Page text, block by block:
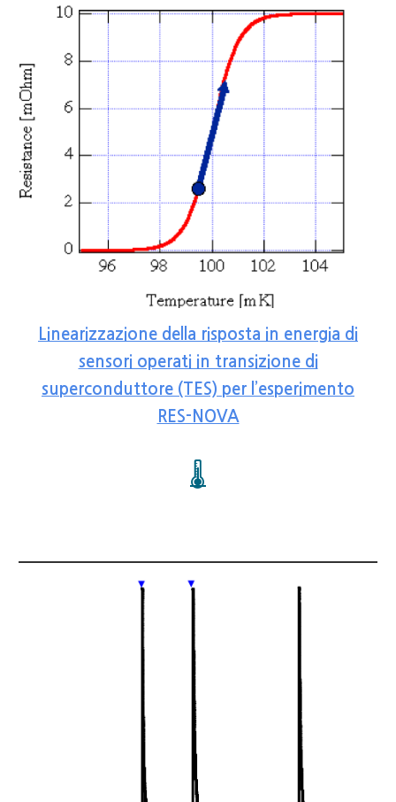
Linearizzazione della risposta in energia di
sensori operati in transizione di
superconduttore (TES) per l’esperimento
RES-NOVA
🌡️